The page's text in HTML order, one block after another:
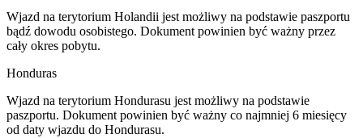
Wjazd na terytorium Holandii jest możliwy na podstawie paszportu
bądź dowodu osobistego. Dokument powinien być ważny przez
cały okres pobytu.
Honduras
Wjazd na terytorium Hondurasu jest możliwy na podstawie
paszportu. Dokument powinien być ważny co najmniej 6 miesięcy
od daty wjazdu do Hondurasu.